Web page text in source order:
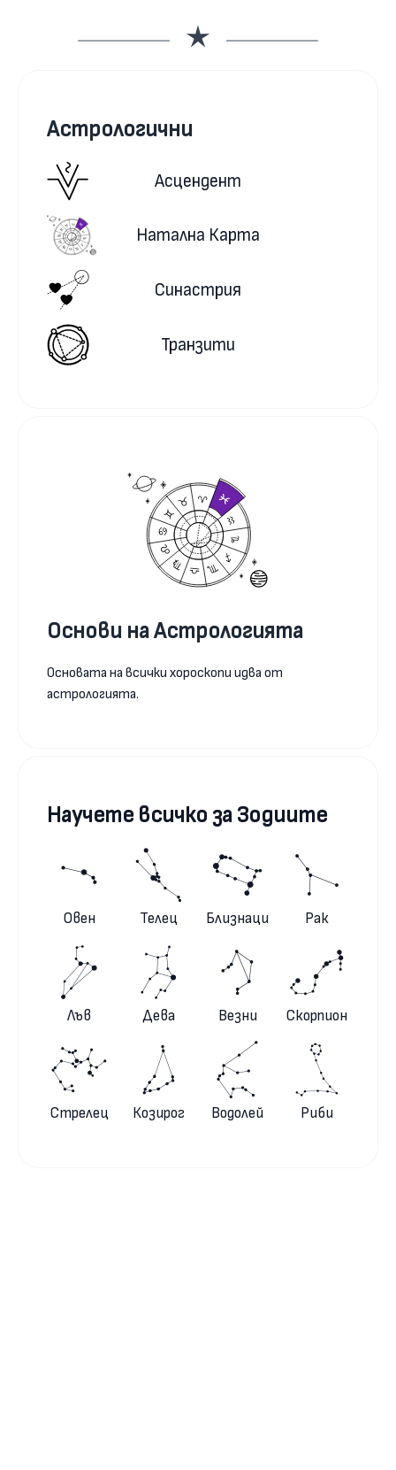
Астрологични
Асцендент
Натална Карта
Синастрия
Транзити
Основи на Астрологията
Основата на всички хороскопи идва от
астрологията.
Научете всичко за Зодиите
Овен Телец Близнаци Рак
Лъв Дева Везни Скорпион
Стрелец Козирог Водолей Риби